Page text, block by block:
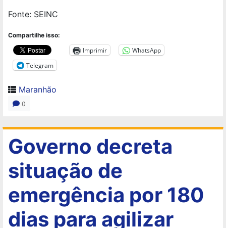
Fonte: SEINC
Compartilhe isso:
Imprimir
WhatsApp
Telegram
Maranhão
0
Governo decreta
situação de
emergência por 180
dias para agilizar